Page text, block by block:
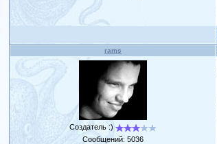
rams
Создатель :)
Сообщений: 5036